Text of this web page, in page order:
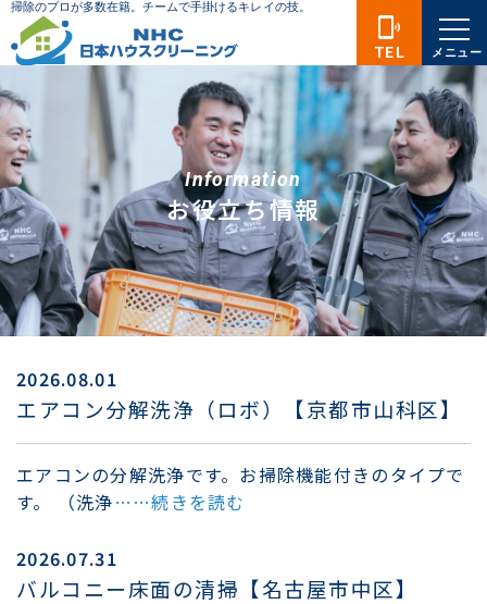
Information
お役立ち情報
2026.08.01
エアコン分解洗浄（ロボ）【京都市山科区】
エアコンの分解洗浄です。お掃除機能付きのタイプで
す。 （洗浄……続きを読む
2026.07.31
バルコニー床面の清掃【名古屋市中区】
phonelink_ring
TEL メニュー